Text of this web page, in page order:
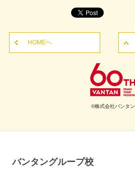
HOMEへ
©株式会社バンタン
バンタングループ校